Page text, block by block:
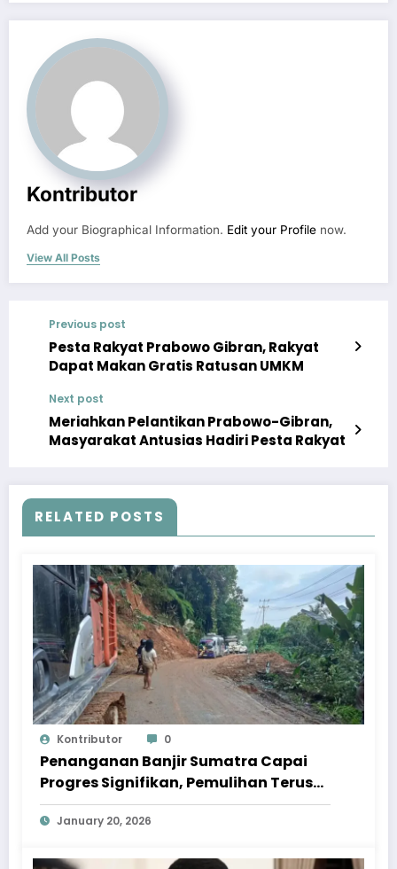
Kontributor
Add your Biographical Information. Edit your Profile now.
View All Posts
Previous post
Pesta Rakyat Prabowo Gibran, Rakyat
Dapat Makan Gratis Ratusan UMKM
Next post
Meriahkan Pelantikan Prabowo-Gibran,
Masyarakat Antusias Hadiri Pesta Rakyat
RELATED POSTS
Kontributor 0
Penanganan Banjir Sumatra Capai
Progres Signifikan, Pemulihan Terus
Dipercepat
January 20, 2026